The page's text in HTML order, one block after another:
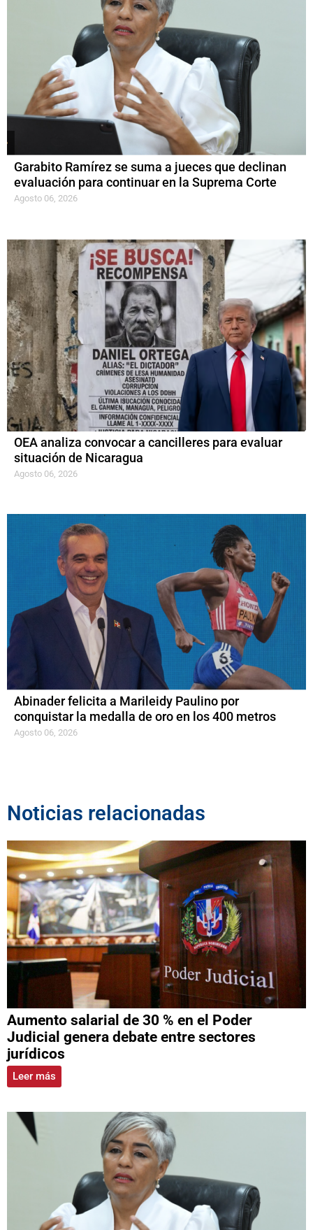
Garabito Ramírez se suma a jueces que declinan
evaluación para continuar en la Suprema Corte
Agosto 06, 2026
OEA analiza convocar a cancilleres para evaluar
situación de Nicaragua
Agosto 06, 2026
Abinader felicita a Marileidy Paulino por
conquistar la medalla de oro en los 400 metros
Agosto 06, 2026
Noticias relacionadas
Aumento salarial de 30 % en el Poder
Judicial genera debate entre sectores
jurídicos
Leer más